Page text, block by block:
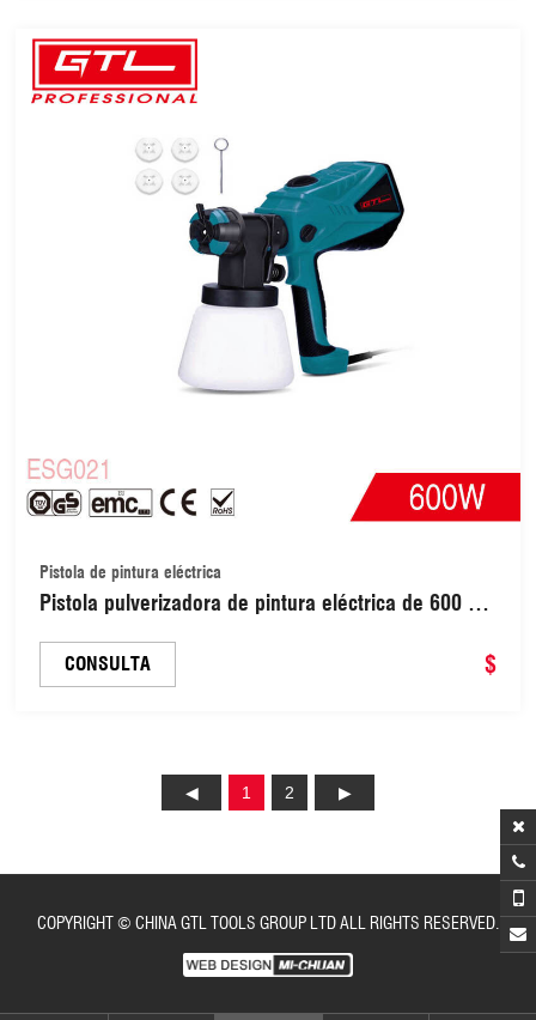
Pistola de pintura eléctrica
Pistola pulverizadora de pintura eléctrica de 600 W
CONSULTA $
1 2
COPYRIGHT © CHINA GTL TOOLS GROUP LTD ALL RIGHTS RESERVED.